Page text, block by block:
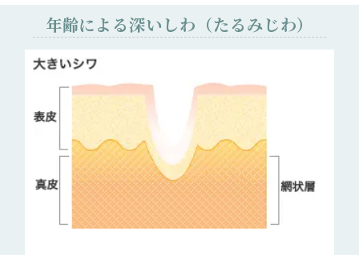
年齢による深いしわ（たるみじわ）